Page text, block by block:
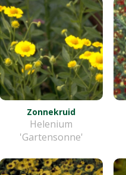
Zonnekruid
Helenium
'Gartensonne'